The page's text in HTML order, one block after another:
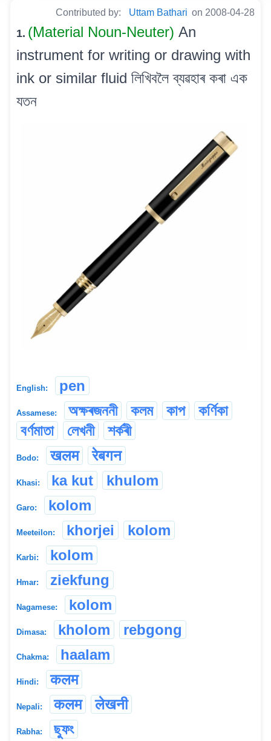
Contributed by: Uttam Bathari on 2008-04-28
1. (Material Noun-Neuter) An
instrument for writing or drawing with
ink or similar fluid লিখিবলৈ ব্যৱহাৰ কৰা এক
যতন
English: pen
Assamese: অক্ষৰজননী কলম কাপ
কৰ্ণিকা
বৰ্ণমাতা
লেখনী শৰ্কৰী
Bodo: खलम रेबगन
Khasi: ka kut khulom
Garo: kolom
Meeteilon: khorjei kolom
Karbi: kolom
Hmar: ziekfung
Nagamese: kolom
Dimasa: kholom rebgong
Chakma: haalam
Hindi: कलम
Nepali: कलम लेखनी
Rabha: ছুফং